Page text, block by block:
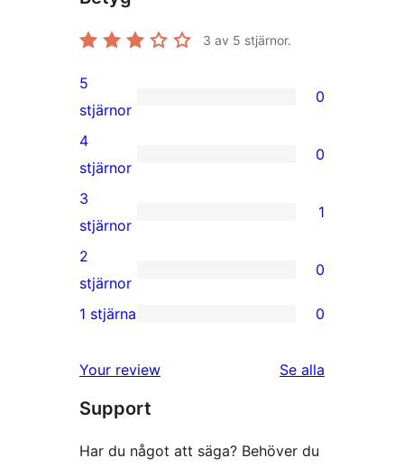
3 av 5 stjärnor.
0
5-
stjärniga
recensioner
5
stjärnor
0
0
4-
stjärniga
recensioner
4
stjärnor
0
1
3-
stjärnig
recension
3
stjärnor
1
0
2-
recensioner
2
stjärnor
0
stjärniga
recensioner
1 stjärna 0
Your review Se alla
Support
Har du något att säga? Behöver du